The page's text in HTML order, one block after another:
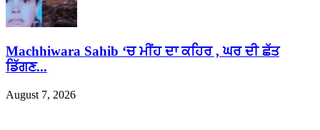
Machhiwara Sahib ‘ਚ ਮੀਂਹ ਦਾ ਕਹਿਰ , ਘਰ ਦੀ ਛੱਤ
ਡਿੱਗਣ...
August 7, 2026